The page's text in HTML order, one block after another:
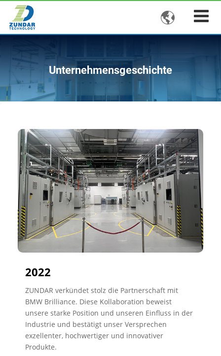

Unternehmensgeschichte
2022
ZUNDAR verkündet stolz die Partnerschaft mit
BMW Brilliance. Diese Kollaboration beweist
unsere starke Position und unseren Einfluss in der
Industrie und bestätigt unser Versprechen
exzellenter, hochwertiger und innovativer
Produkte.